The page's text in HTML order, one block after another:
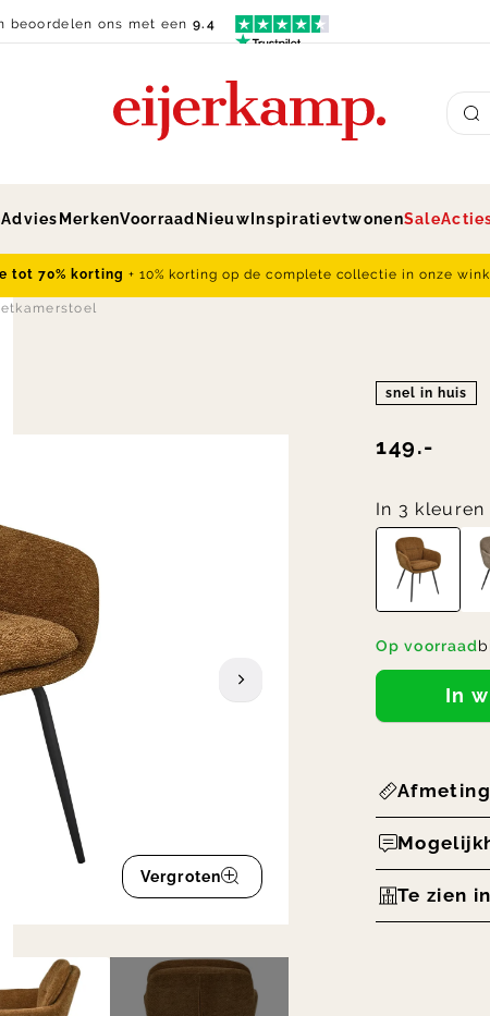
beoordelen ons met een9.4
Advies MerkenVoorraad Nieuw InspiratievtwonenSale
tot 70% korting + 10% korting op de complete collectie in onze
Vergroten
snel in huis
149.-
In 3 kleuren
Op voorraad
In
Te zien